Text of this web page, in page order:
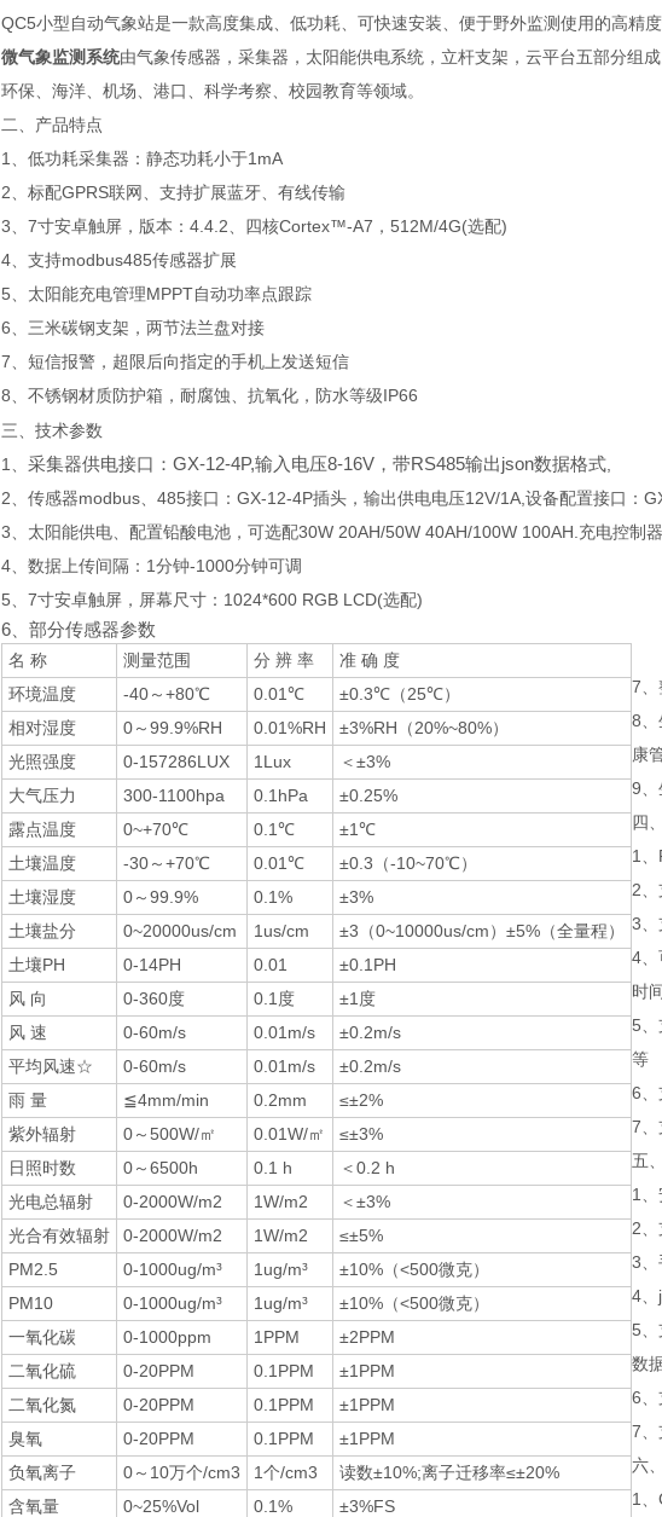
QC5小型自动气象站是一款高度集成、低功耗、可快速安装、便于野外监测使用的高精度
微气象监测系统由气象传感器，采集器，太阳能供电系统，立杆支架，云平台五部分组
环保、海洋、机场、港口、科学考察、校园教育等领域。
二、产品特点
1、低功耗采集器：静态功耗小于1mA
2、标配GPRS联网、支持扩展蓝牙、有线传输
3、7寸安卓触屏，版本：4.4.2、四核Cortex™-A7，512M/4G(选配)
4、支持modbus485传感器扩展
5、太阳能充电管理MPPT自动功率点跟踪
6、三米碳钢支架，两节法兰盘对接
7、短信报警，超限后向指定的手机上发送短信
8、 不锈钢材质防护箱，耐腐蚀、抗氧化，防水等级IP66
三、技术参数
1、 采集器供电接口：GX-12-4P,输入电压8-16V，带RS485输出json数据格式
2、传感器modbus、485接口：GX-12-4P插头，输出供电电压12V/1A,设备配置接口：
3、太阳能供电、配置铅酸电池，可选配30W 20AH/50W 40AH/100W 100AH.充电控制
4、数据上传间隔：1分钟-1000分钟可调
5、7寸安卓触屏，屏幕尺寸：1024*600 RGB LCD(选配)
6、部分传感器参数
名 称 测量范围 分 辨 率
准 确 度
环境温度
-40～+80℃ 0.01℃
±0.3℃（25℃）
相对湿度
0～99.9%RH 0.01%RH
±3%RH（20%~80%）
光照强度
0-157286LUX 1Lux
＜±3%
大气压力
300-1100hpa 0.1hPa
±0.25%
露点温度
0~+70℃ 0.1℃
±1℃
土壤温度
-30～+70℃ 0.01℃
±0.3（-10~70℃）
土壤湿度
0～99.9% 0.1%
±3%
土壤盐分
0~20000us/cm 1us/cm
±3（0~10000us/cm）±5%（全量程）
土壤PH
0-14PH 0.01
±0.1PH
风 向
0-360度 0.1度
±1度
风 速
0-60m/s 0.01m/s
±0.2m/s
平均风速☆
0-60m/s 0.01m/s
±0.2m/s
雨 量
≦4mm/min 0.2mm
≤±2%
紫外辐射
0～500W/㎡ 0.01W/㎡
≤±3%
日照时数
0～6500h 0.1 h
＜0.2 h
光电总辐射
0-2000W/m2 1W/m2
＜±3%
光合有效辐射
0-2000W/m2 1W/m2
≤±5%
PM2.5
0-1000ug/m³ 1ug/m³
±10%（<500微克）
PM10
0-1000ug/m³ 1ug/m³
±10%（<500微克）
一氧化碳
0-1000ppm 1PPM
±2PPM
二氧化硫
0-20PPM 0.1PPM
±1PPM
二氧化氮
0-20PPM 0.1PPM
±1PPM
臭氧
0-20PPM 0.1PPM
±1PPM
负氧离子
0～10万个/cm3 1个/cm3
读数±10%;离子迁移率≤±20%
含氧量
0~25%Vol 0.1% ±3%FS
7、
8、
康
9、
四
1
2
3、
4、
时
5、
等
6、
7、
五
1
2
3、
4、
5、
数
6、
7、
六
1